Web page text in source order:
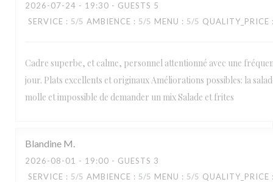
2026-07-24 - 19:30 - GUESTS 5
SERVICE : 5/5 AMBIENCE : 5/5 MENU : 5/5 QUALITY_PRICE
Cadre superbe, et calme, personnel attentionné avec une
jour. Plats excellents et originaux Améliorations possibles: la
molle et impossible de demander un mix Salade et frites
Blandine M
2026-08-01 - 19:00 - GUESTS 3
SERVICE : 5/5 AMBIENCE : 5/5 MENU : 5/5 QUALITY_PRICE